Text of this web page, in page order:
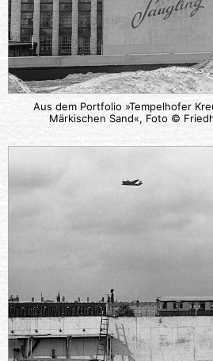
Aus dem Portfolio »Tempelhofer
Märkischen Sand«, Foto ©